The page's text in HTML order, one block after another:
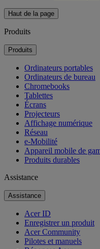
Haut de la page
Produits
Produits
Ordinateurs portables
Ordinateurs de bureau
Chromebooks
Tablettes
Écrans
Projecteurs
Affichage numérique
Réseau
e-Mobilité
Appareil mobile de
Produits durables
Assistance
Assistance
Acer ID
Enregistrer un produit
Acer Community
Pilotes et manuels